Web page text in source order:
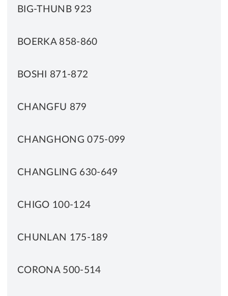
BIG-THUNB 923
BOERKA 858-860
BOSHI 871-872
CHANGFU 879
CHANGHONG 075-099
CHANGLING 630-649
CHIGO 100-124
CHUNLAN 175-189
CORONA 500-514